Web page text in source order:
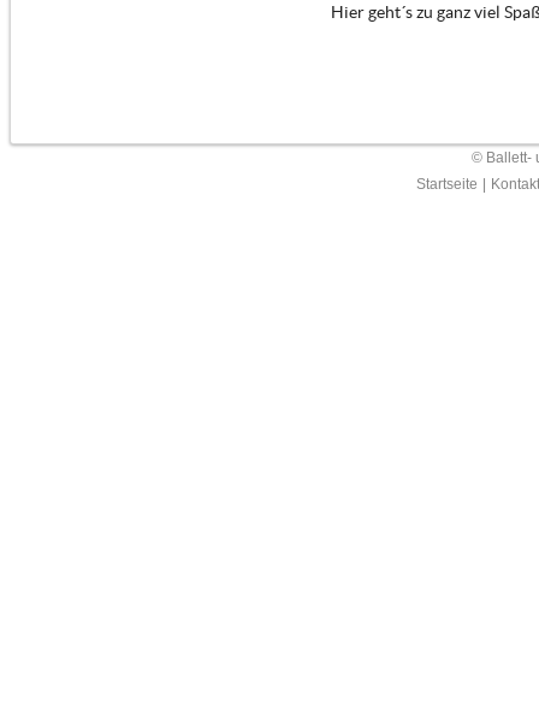
Hier geht´s zu ganz viel
© Ballett-
Startseite
Kontakt